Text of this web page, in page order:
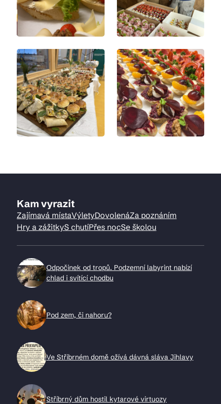
Kam vyrazit
Zajímavá místaVýletyDovolenáZa poznáním
Hry a zážitkyS chutíPřes nocSe školou
Odpočinek od tropů. Podzemní labyrint nabízí
chlad i svítící chodbu
Pod zem, či nahoru?
Ve Stříbrném domě ožívá dávná sláva Jihlavy
Stříbrný dům hostil kytarové virtuozy